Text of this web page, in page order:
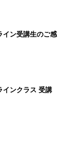
イン受講生のご感
インクラス 受講